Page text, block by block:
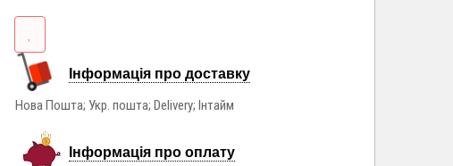
Інформація про доставку
Нова Пошта; Укр. пошта; Delivery; Інтайм
Інформація про оплату